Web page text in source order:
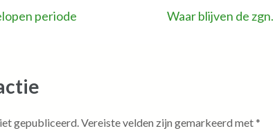
periode Waar blijven de
gepubliceerd. Vereiste velden zijn gemarkeerd met*